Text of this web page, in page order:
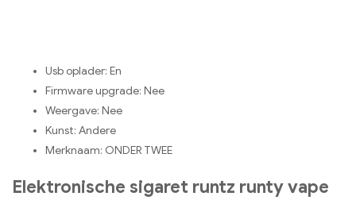
Usb oplader: En
Firmware upgrade: Nee
Weergave: Nee
Kunst: Andere
Merknaam: ONDER TWEE
Elektronische sigaret runtz runty vape